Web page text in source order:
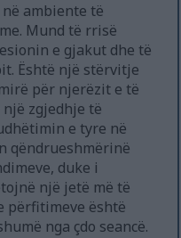
ambiente të
Mund të rrisë
e gjakut dhe të
Është një stërvitje
për njerëzit e të
një zgjedhje të
e tyre në
qëndrueshmërinë
duke i
një jetë më të
përfitimeve është
nga çdo seancë.